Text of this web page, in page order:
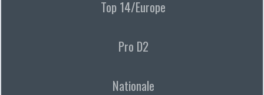
Top 14/Europe
Pro D2
Nationale